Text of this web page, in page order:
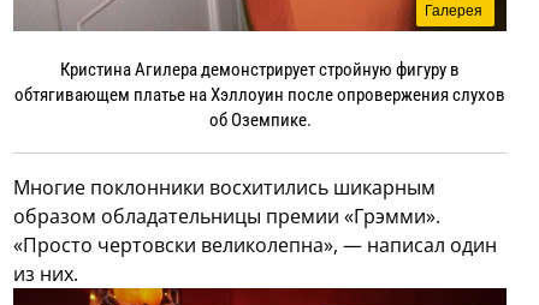
Галерея
Кристина Агилера демонстрирует стройную фигуру в
обтягивающем платье на Хэллоуин после опровержения слухов
об Оземпике.
Многие поклонники восхитились шикарным
образом обладательницы премии «Грэмми».
«Просто чертовски великолепна», — написал один
из них.